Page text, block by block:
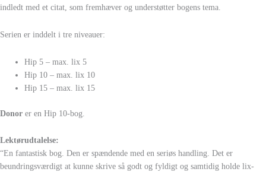
indledt med et citat, som fremhæver og understøtter bogens tema.
Serien er inddelt i tre niveauer:
Hip 5 – max. lix 5
Hip 10 – max. lix 10
Hip 15 – max. lix 15
Donor er en Hip 10-bog.
Lektørudtalelse:
“En fantastisk bog. Den er spændende med en seriøs handling. Det er
beundringsværdigt at kunne skrive så godt og fyldigt og samtidig holde lix-